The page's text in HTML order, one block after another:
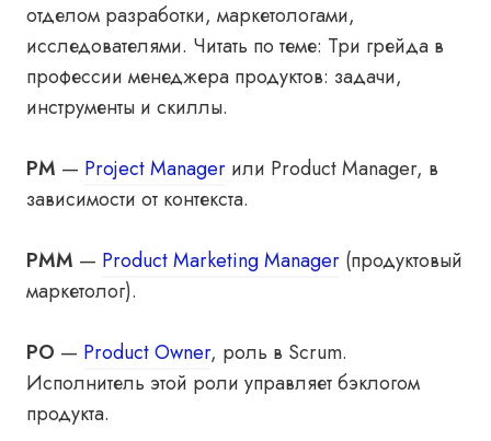
отделом разработки, маркетологами,
исследователями. Читать по теме: Три грейда в
профессии менеджера продуктов: задачи,
инструменты и скиллы.
PM — Project Manager или Product Manager, в
зависимости от контекста.
PMM — Product Marketing Manager (продуктовый
маркетолог).
PO — Product Owner, роль в Scrum.
Исполнитель этой роли управляет бэклогом
продукта.